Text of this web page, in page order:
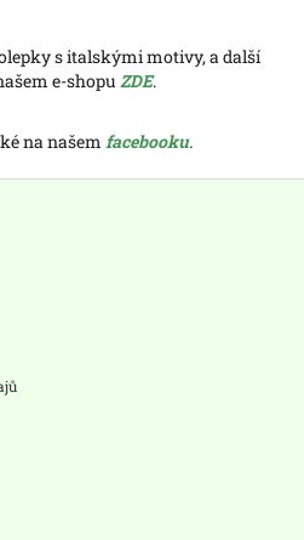
s italskými motivy, a další
e-shopu ZDE.
na našem facebooku.